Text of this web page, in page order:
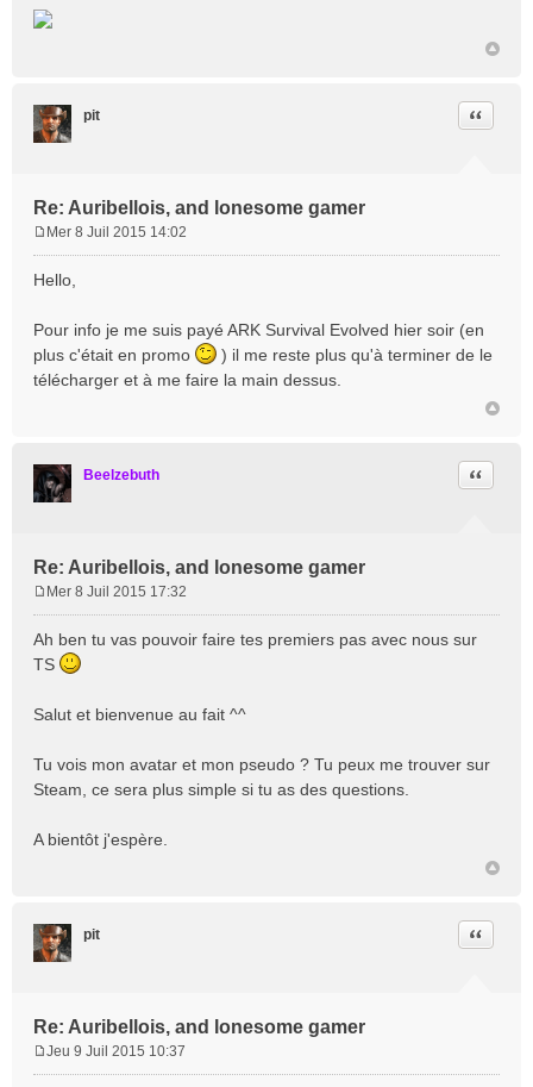
g
pit
Re: Auribellois, and lonesome gamer
Citation
s
a
g
e
Mer 8 Juil 2015 14:02
Hello,
Pour info je me suis payé ARK Survival Evolved hier soir (en
plus c'était en promo
) il me reste plus qu'à terminer de le
télécharger et à me faire la main dessus.
Beelzebuth
Re: Auribellois, and lonesome gamer
Citation
s
s
g
Mer 8 Juil 2015 17:32
Ah ben tu vas pouvoir faire tes premiers pas avec nous sur
TS
Salut et bienvenue au fait ^^
Tu vois mon avatar et mon pseudo ? Tu peux me trouver sur
Steam, ce sera plus simple si tu as des questions.
A bientôt j'espère.
pit
Re: Auribellois, and lonesome gamer
Citation
Jeu 9 Juil 2015 10:37